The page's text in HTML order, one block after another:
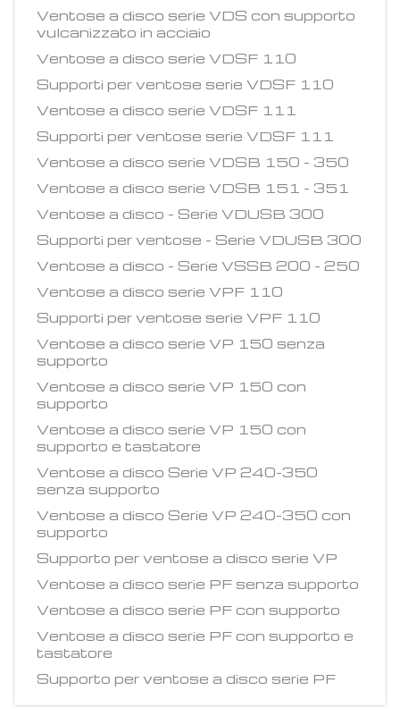
Ventose a disco serie VDS con supporto
vulcanizzato in acciaio
Ventose a disco serie VDSF 110
Supporti per ventose serie VDSF 110
Ventose a disco serie VDSF 111
Supporti per ventose serie VDSF 111
Ventose a disco serie VDSB 150 - 350
Ventose a disco serie VDSB 151 - 351
Ventose a disco - Serie VDUSB 300
Supporti per ventose - Serie VDUSB 300
Ventose a disco - Serie VSSB 200 - 250
Ventose a disco serie VPF 110
Supporti per ventose serie VPF 110
Ventose a disco serie VP 150 senza
supporto
Ventose a disco serie VP 150 con
supporto
Ventose a disco serie VP 150 con
supporto e tastatore
Ventose a disco Serie VP 240-350
senza supporto
Ventose a disco Serie VP 240-350 con
supporto
Supporto per ventose a disco serie VP
Ventose a disco serie PF senza supporto
Ventose a disco serie PF con supporto
Ventose a disco serie PF con supporto e
tastatore
Supporto per ventose a disco serie PF